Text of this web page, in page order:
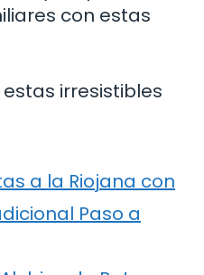
con estas
estas irresistibles
a la Riojana con
Paso a